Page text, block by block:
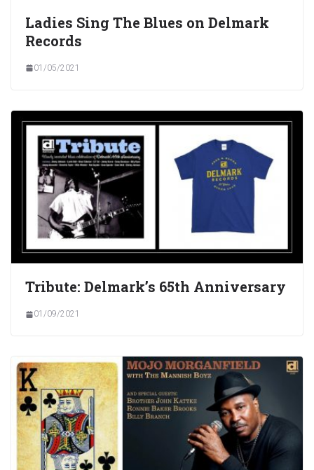
Ladies Sing The Blues on Delmark
Records
01/05/2021
Tribute: Delmark’s 65th Anniversary
01/09/2021